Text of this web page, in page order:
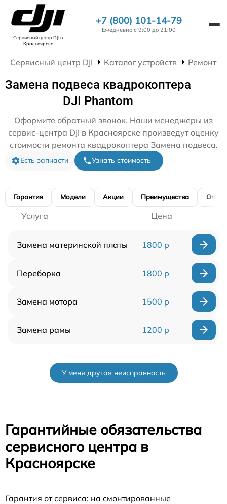
Сервисный центр DJIв
Красноярске
+7 (800) 101-14-79
Ежедневно с 9:00 до 21:00
Сервисный центр DJI Каталог устройств Ремонт
Замена подвеса квадрокоптера
DJI Phantom
Оформите обратный звонок. Наши менеджеры из
сервис-центра DJI в Красноярске произведут оценку
стоимости ремонта квадрокоптера Замена подвеса.
Есть запчасти Узнать стоимость
Гарантия Модели Акции Преимущества
Услуга Цена
Замена материнской платы 1800 р
Переборка 1800 р
Замена мотора 1500 р
Замена рамы 1200 р
У меня другая неисправность
Гарантийные обязательства
сервисного центра в
Красноярске
Гарантия от сервиса: на смонтированные